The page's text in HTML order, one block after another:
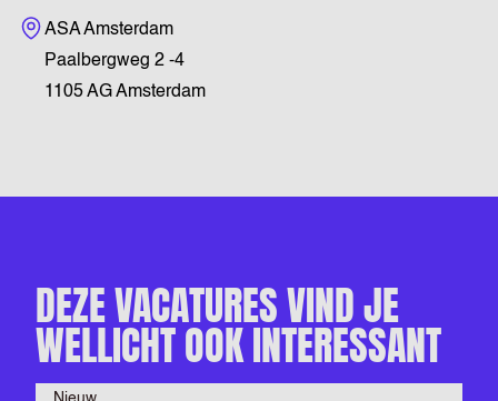
Bezoekadres
ASA Amsterdam
Paalbergweg 2 -4
1105 AG Amsterdam
DEZE VACATURES VIND JE
WELLICHT OOK INTERESSANT